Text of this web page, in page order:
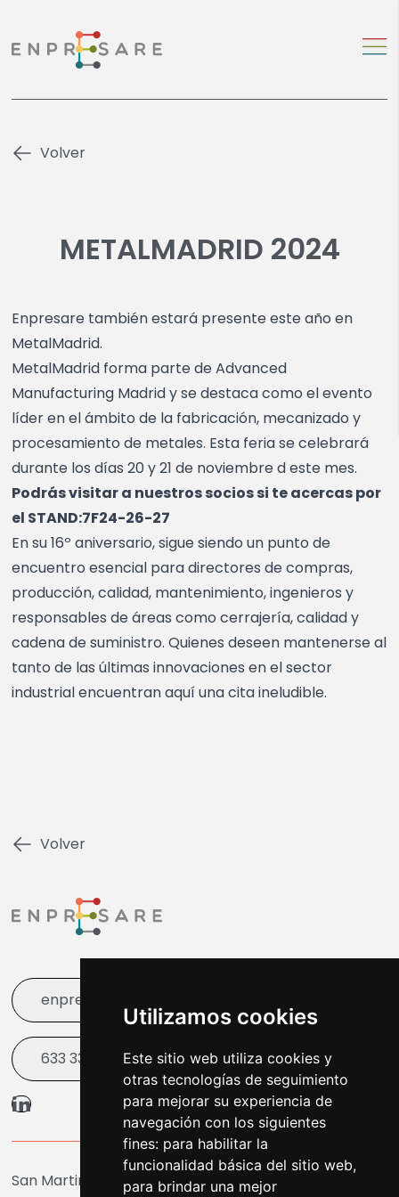
Utilizamos cookies
Este sitio web utiliza cookies y
otras tecnologías de seguimiento
para mejorar su experiencia de
navegación con los siguientes
fines: para habilitar la
funcionalidad básica del sitio web,
para brindar una mejor
Volver
METALMADRID 2024
Enpresare también estará presente este año en
MetalMadrid.
MetalMadrid forma parte de Advanced
Manufacturing Madrid y se destaca como el evento
líder en el ámbito de la fabricación, mecanizado y
procesamiento de metales. Esta feria se celebrará
durante los días 20 y 21 de noviembre d este mes.
Podrás visitar a nuestros socios si te acercas por
el STAND:7F24-26-27
En su 16º aniversario, sigue siendo un punto de
encuentro esencial para directores de compras,
producción, calidad, mantenimiento, ingenieros y
responsables de áreas como cerrajería, calidad y
cadena de suministro. Quienes deseen mantenerse al
tanto de las últimas innovaciones en el sector
industrial encuentran aquí una cita ineludible.
Volver
enpresare@bergara.eus
633 338 003
San Martin Agirre Plaza 1, Bergara